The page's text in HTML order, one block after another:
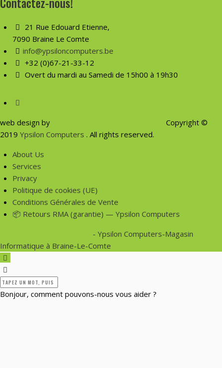
21 Rue Edouard Etienne,
7090 Braine Le Comte
info@ypsiloncomputers.be
+32 (0)67-21-33-12
Overt du mardi au Samedi de 15h00 à 19h30
web design by
Copyright ©
2019 Ypsilon Computers . All rights reserved.
About Us
Services
Privacy
Politique de cookies (UE)
Conditions Générales de Vente
📦 Retours RMA (garantie) — Ypsilon Computers
- Ypsilon Computers-Magasin
Informatique à Braine-Le-Comte
Bonjour, comment pouvons-nous vous aider ?